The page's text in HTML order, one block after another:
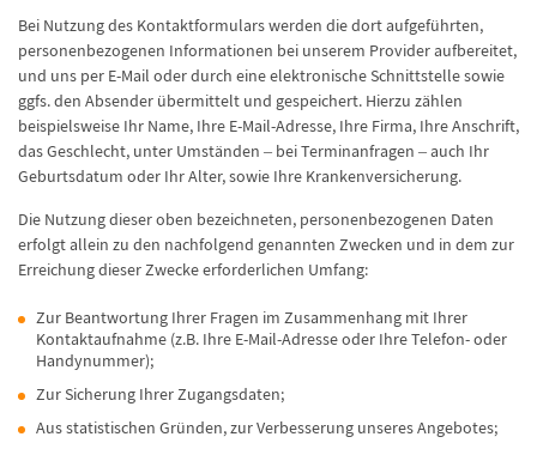
Bei Nutzung des Kontaktformulars werden die dort aufgeführten,
personenbezogenen Informationen bei unserem Provider aufbereitet,
und uns per E-Mail oder durch eine elektronische Schnittstelle sowie
ggfs. den Absender übermittelt und gespeichert. Hierzu zählen
beispielsweise Ihr Name, Ihre E-Mail-Adresse, Ihre Firma, Ihre Anschrift,
das Geschlecht, unter Umständen – bei Terminanfragen – auch Ihr
Geburtsdatum oder Ihr Alter, sowie Ihre Krankenversicherung.
Die Nutzung dieser oben bezeichneten, personenbezogenen Daten
erfolgt allein zu den nachfolgend genannten Zwecken und in dem zur
Erreichung dieser Zwecke erforderlichen Umfang:
Zur Beantwortung Ihrer Fragen im Zusammenhang mit Ihrer
Kontaktaufnahme (z.B. Ihre E-Mail-Adresse oder Ihre Telefon- oder
Handynummer);
Zur Sicherung Ihrer Zugangsdaten;
Aus statistischen Gründen, zur Verbesserung unseres Angebotes;